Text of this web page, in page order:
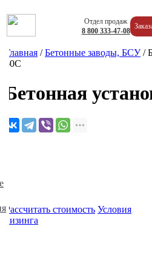
Отдел продаж
8 800333-47-08
Главная /Бетонные заводы, БСУ/
60С
Бетонная
Рассчитать стоимость Условия
лизинга